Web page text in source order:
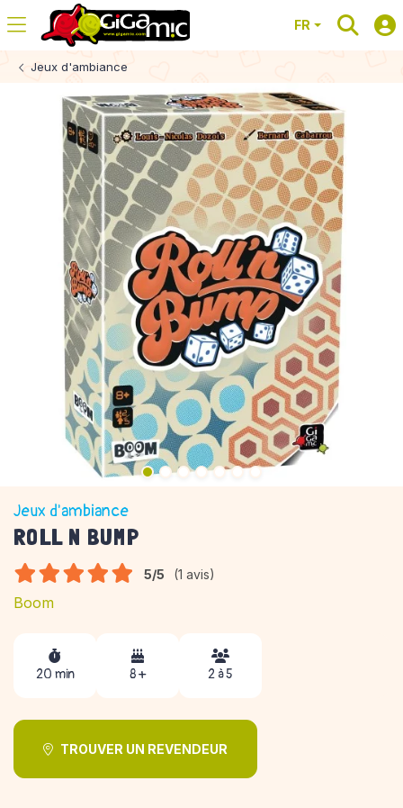
FR
Jeux d'ambiance
Jeux d'ambiance
ROLL N BUMP
5/5 (1 avis)
Boom
20 min 8 + 2 à 5
TROUVER UN REVENDEUR